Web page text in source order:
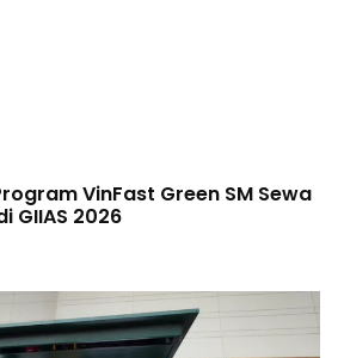
VinFast Green SM Sewa
GIIAS 2026